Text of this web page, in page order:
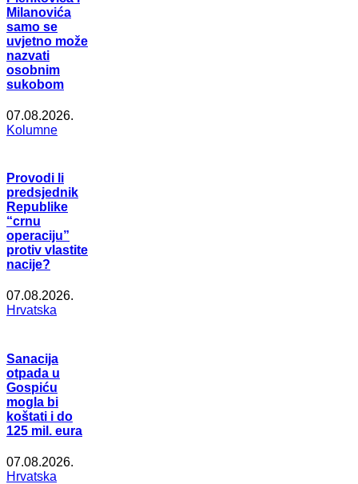
Milanovića
samo se
uvjetno može
nazvati
osobnim
sukobom
07.08.2026.
Kolumne
Provodi li
predsjednik
Republike
“crnu
operaciju”
protiv vlastite
nacije?
07.08.2026.
Hrvatska
Sanacija
otpada u
Gospiću
mogla bi
koštati i do
125 mil. eura
07.08.2026.
Hrvatska